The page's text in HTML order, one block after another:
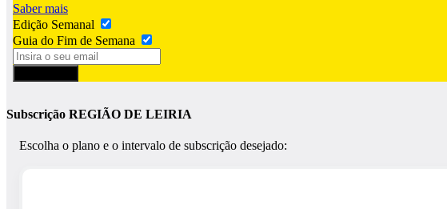
Saber mais
Edição Semanal
Guia do Fim de Semana
Subscrição REGIÃO DE LEIRIA
Escolha o plano e o intervalo de subscrição desejado: